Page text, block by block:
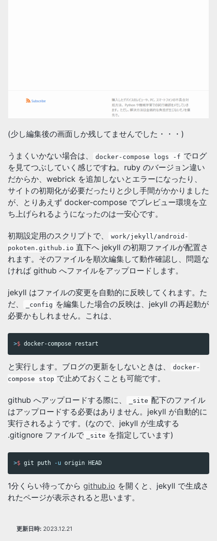
(少し編集後の画面しか残してませんでした・・・)
うまくいかない場合は、 docker-compose logs -f でログ
を見てつぶしていく感じですね。ruby のバージョン違い
だからか、webrick を追加しないとエラーになったり、
サイトの初期化が必要だったりと少し手間がかかりました
が、とりあえず docker-compose でプレビュー環境を立
ち上げられるようになったのは一安心です。
初期設定用のスクリプトで、
work/jekyll/android-
pokoten.github.io 直下へ jekyll の初期ファイルが配置さ
れます。そのファイルを順次編集して動作確認し、問題な
ければ github へファイルをアップロードします。
jekyll はファイルの変更を自動的に反映してくれます。た
だ、
_config を編集した場合の反映は、jekyll の再起動が
必要かもしれません。これは、
>$ docker-compose restart
と実行します。ブログの更新をしないときは、
docker-
compose stop で止めておくことも可能です。
github へアップロードする際に、 _site 配下のファイル
はアップロードする必要はありません。jekyll が自動的に
実行されるようです。(なので、jekyll が生成する
.gitignore ファイルで
_site を指定しています)
>$ git puth -u origin HEAD
1分くらい待ってから github.io を開くと、jekyll で生成さ
れたページが表示されると思います。
更新日時: 2023.12.21